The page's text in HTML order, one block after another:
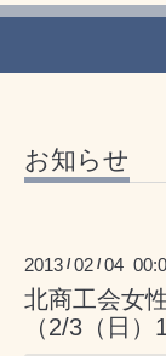
お知らせ
2013 /02 /04
北商工会女
（2/3（日）